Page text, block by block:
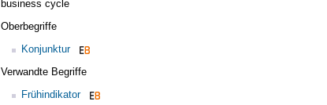
business cycle
Oberbegriffe
Konjunktur
Verwandte Begriffe
Frühindikator